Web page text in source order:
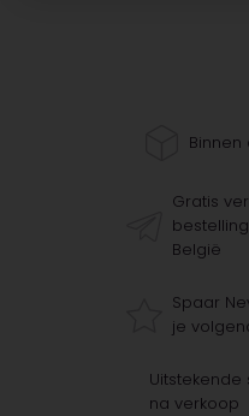
Gratis
België
Spaar
je
na verkoop